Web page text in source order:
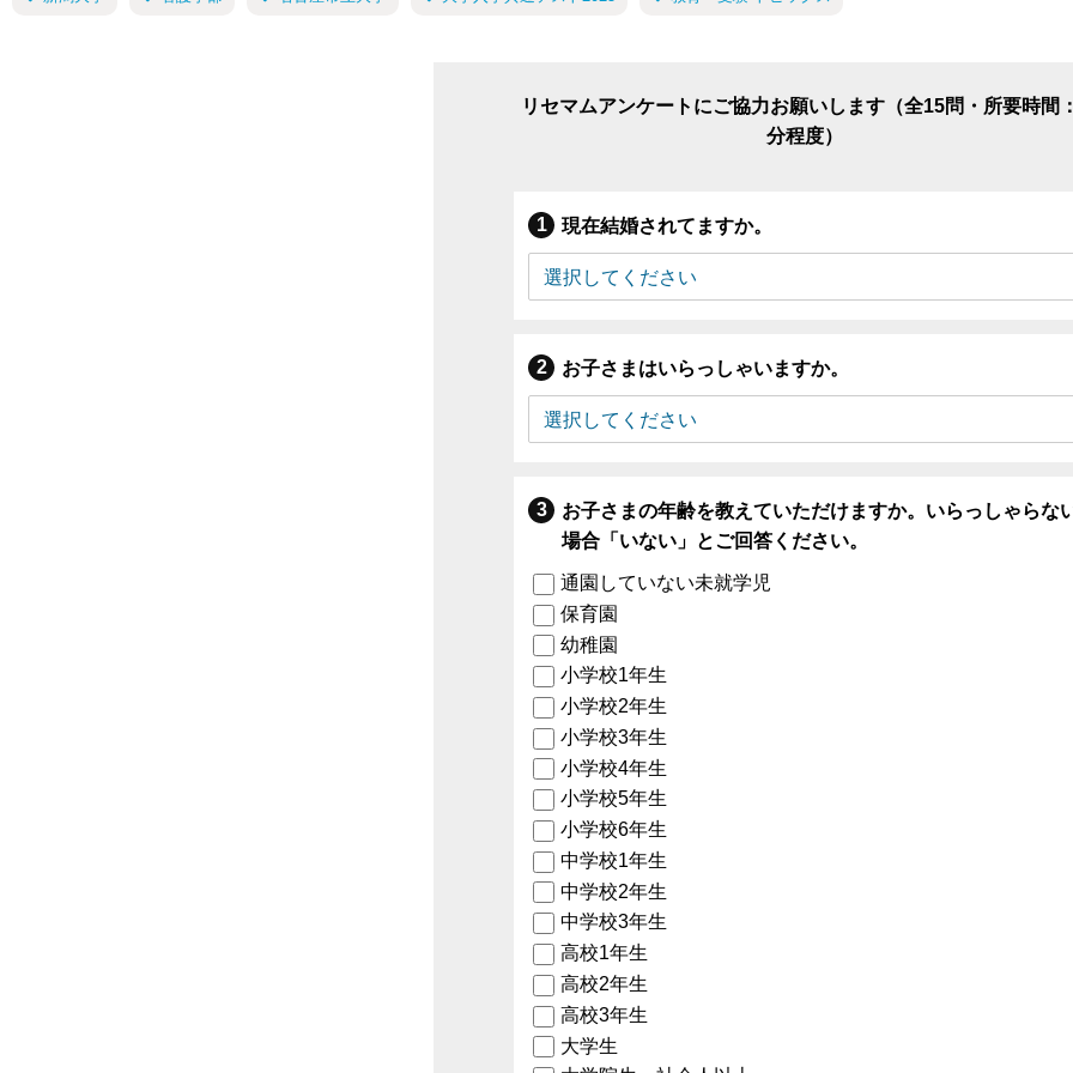
リセマムアンケートにご協力お願いします（全15問・所要時間
分程度）
現在結婚されてますか。
お子さまはいらっしゃいますか。
お子さまの年齢を教えていただけますか。いらっしゃらな
場合「いない」とご回答ください。
通園していない未就学児
保育園
幼稚園
小学校1年生
小学校2年生
小学校3年生
小学校4年生
小学校5年生
小学校6年生
中学校1年生
中学校2年生
中学校3年生
高校1年生
高校2年生
高校3年生
大学生